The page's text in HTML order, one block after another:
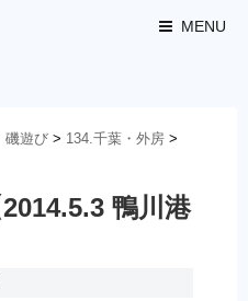
MENU
磯遊び > 134.千葉・外房 >
鴨川港